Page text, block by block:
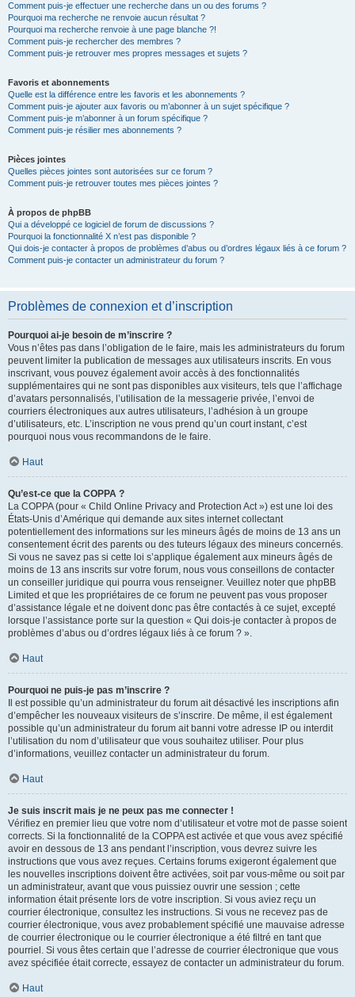
Comment puis-je effectuer une recherche dans un ou des forums ?
Pourquoi ma recherche ne renvoie aucun résultat ?
Pourquoi ma recherche renvoie à une page blanche ?!
Comment puis-je rechercher des membres ?
Comment puis-je retrouver mes propres messages et sujets ?
Favoris et abonnements
Quelle est la différence entre les favoris et les abonnements ?
Comment puis-je ajouter aux favoris ou m’abonner à un sujet spécifique ?
Comment puis-je m’abonner à un forum spécifique ?
Comment puis-je résilier mes abonnements ?
Pièces jointes
Quelles pièces jointes sont autorisées sur ce forum ?
Comment puis-je retrouver toutes mes pièces jointes ?
À propos de phpBB
Qui a développé ce logiciel de forum de discussions ?
Pourquoi la fonctionnalité X n’est pas disponible ?
Qui dois-je contacter à propos de problèmes d’abus ou d’ordres légaux liés à ce forum ?
Comment puis-je contacter un administrateur du forum ?
Problèmes de connexion et d’inscription
Pourquoi ai-je besoin de m’inscrire ?
Vous n’êtes pas dans l’obligation de le faire, mais les administrateurs du forum
peuvent limiter la publication de messages aux utilisateurs inscrits. En vous
inscrivant, vous pouvez également avoir accès à des fonctionnalités
supplémentaires qui ne sont pas disponibles aux visiteurs, tels que l’affichage
d’avatars personnalisés, l’utilisation de la messagerie privée, l’envoi de
courriers électroniques aux autres utilisateurs, l’adhésion à un groupe
d’utilisateurs, etc. L’inscription ne vous prend qu’un court instant, c’est
pourquoi nous vous recommandons de le faire.
Haut
Qu’est-ce que la COPPA ?
La COPPA (pour « Child Online Privacy and Protection Act ») est une loi des
États-Unis d’Amérique qui demande aux sites internet collectant
potentiellement des informations sur les mineurs âgés de moins de 13 ans un
consentement écrit des parents ou des tuteurs légaux des mineurs concernés.
Si vous ne savez pas si cette loi s’applique également aux mineurs âgés de
moins de 13 ans inscrits sur votre forum, nous vous conseillons de contacter
un conseiller juridique qui pourra vous renseigner. Veuillez noter que phpBB
Limited et que les propriétaires de ce forum ne peuvent pas vous proposer
d’assistance légale et ne doivent donc pas être contactés à ce sujet, excepté
lorsque l’assistance porte sur la question « Qui dois-je contacter à propos de
problèmes d’abus ou d’ordres légaux liés à ce forum ? ».
Haut
Pourquoi ne puis-je pas m’inscrire ?
Il est possible qu’un administrateur du forum ait désactivé les inscriptions afin
d’empêcher les nouveaux visiteurs de s’inscrire. De même, il est également
possible qu’un administrateur du forum ait banni votre adresse IP ou interdit
l’utilisation du nom d’utilisateur que vous souhaitez utiliser. Pour plus
d’informations, veuillez contacter un administrateur du forum.
Haut
Je suis inscrit mais je ne peux pas me connecter !
Vérifiez en premier lieu que votre nom d’utilisateur et votre mot de passe soient
corrects. Si la fonctionnalité de la COPPA est activée et que vous avez spécifié
avoir en dessous de 13 ans pendant l’inscription, vous devrez suivre les
instructions que vous avez reçues. Certains forums exigeront également que
les nouvelles inscriptions doivent être activées, soit par vous-même ou soit par
un administrateur, avant que vous puissiez ouvrir une session ; cette
information était présente lors de votre inscription. Si vous aviez reçu un
courrier électronique, consultez les instructions. Si vous ne recevez pas de
courrier électronique, vous avez probablement spécifié une mauvaise adresse
de courrier électronique ou le courrier électronique a été filtré en tant que
pourriel. Si vous êtes certain que l’adresse de courrier électronique que vous
avez spécifiée était correcte, essayez de contacter un administrateur du forum.
Haut